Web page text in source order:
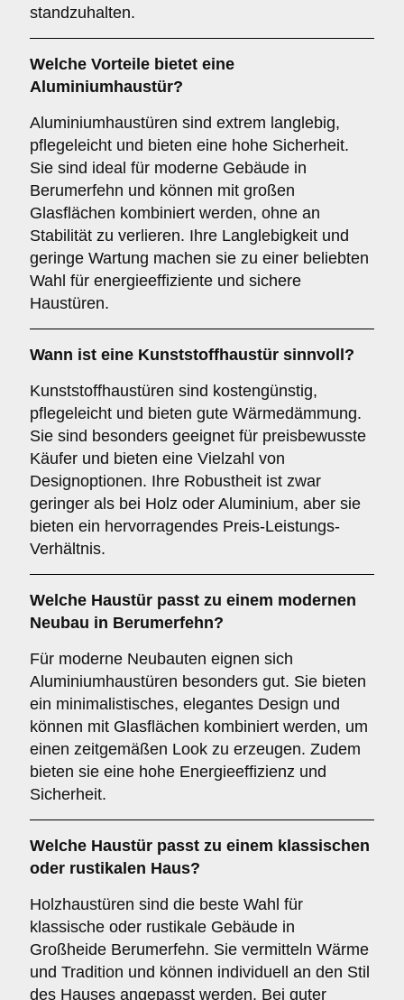
standzuhalten.
Welche Vorteile bietet eine
Aluminiumhaustür?
Aluminiumhaustüren sind extrem langlebig,
pflegeleicht und bieten eine hohe Sicherheit.
Sie sind ideal für moderne Gebäude in
Berumerfehn und können mit großen
Glasflächen kombiniert werden, ohne an
Stabilität zu verlieren. Ihre Langlebigkeit und
geringe Wartung machen sie zu einer beliebten
Wahl für energieeffiziente und sichere
Haustüren.
Wann ist eine Kunststoffhaustür sinnvoll?
Kunststoffhaustüren sind kostengünstig,
pflegeleicht und bieten gute Wärmedämmung.
Sie sind besonders geeignet für preisbewusste
Käufer und bieten eine Vielzahl von
Designoptionen. Ihre Robustheit ist zwar
geringer als bei Holz oder Aluminium, aber sie
bieten ein hervorragendes Preis-Leistungs-
Verhältnis.
Welche Haustür passt zu einem modernen
Neubau in Berumerfehn?
Für moderne Neubauten eignen sich
Aluminiumhaustüren besonders gut. Sie bieten
ein minimalistisches, elegantes Design und
können mit Glasflächen kombiniert werden, um
einen zeitgemäßen Look zu erzeugen. Zudem
bieten sie eine hohe Energieeffizienz und
Sicherheit.
Welche Haustür passt zu einem klassischen
oder rustikalen Haus?
Holzhaustüren sind die beste Wahl für
klassische oder rustikale Gebäude in
Großheide Berumerfehn. Sie vermitteln Wärme
und Tradition und können individuell an den Stil
des Hauses angepasst werden. Bei guter